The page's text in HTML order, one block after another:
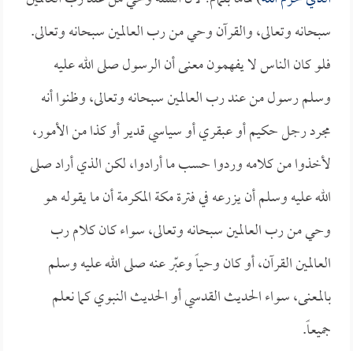
سبحانه وتعالى، والقرآن وحي من رب العالمين سبحانه وتعالى.
فلو كان الناس لا يفهمون معنى أن الرسول صلى الله عليه
وسلم رسول من عند رب العالمين سبحانه وتعالى، وظنوا أنه
مجرد رجل حكيم أو عبقري أو سياسي قدير أو كذا من الأمور،
لأخذوا من كلامه وردوا حسب ما أرادوا، لكن الذي أراد صلى
الله عليه وسلم أن يزرعه في فترة مكة المكرمة أن ما يقوله هو
وحي من رب العالمين سبحانه وتعالى، سواء كان كلام رب
العالمين القرآن، أو كان وحياً وعبّر عنه صلى الله عليه وسلم
بالمعنى، سواء الحديث القدسي أو الحديث النبوي كما نعلم
جميعاً.